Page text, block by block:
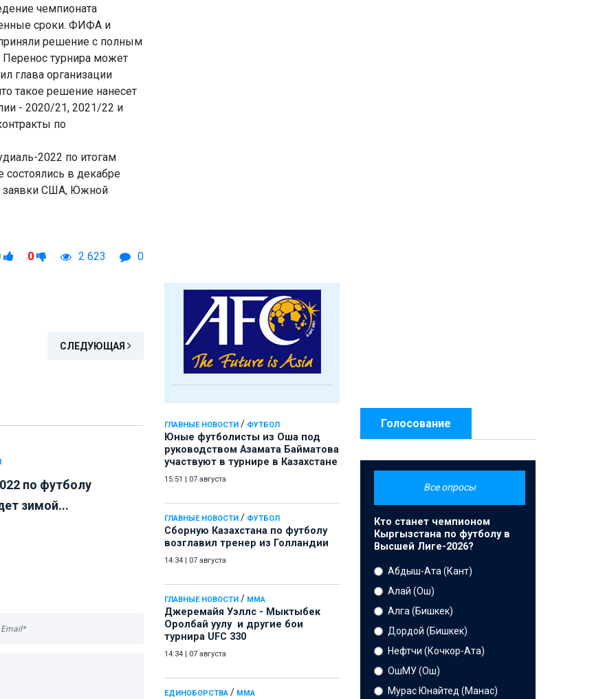
ГЛАВНЫЕ НОВОСТИ / ФУТБОЛ
Юные футболисты из Оша под
руководством Азамата Байматова
участвуют в турнире в Казахстане
15:51 07 августа
ГЛАВНЫЕ НОВОСТИ / ФУТБОЛ
Сборную Казахстана по футболу
возглавил тренер из Голландии
14:34 07 августа
ГЛАВНЫЕ НОВОСТИ / ММА
Джеремайя Уэллс - Мыктыбек
Оролбай уулу и другие бои
турнира UFC 330
14:34 07 августа
ЕДИНОБОРСТВА / ММА
чемпионата
сроки. ФИФА и
решение с полным
Перенос турнира может
глава организации
такое решение нанесет
- 2020/21, 2021/22 и
по
2022 по итогам
в декабре
заявки США, Южной
0 2 623 0
СЛЕДУЮЩАЯ
по футболу
зимой...
Голосование
Все опросы
Кто станет чемпионом
Кыргызстана по футболу в
Высшей Лиге-2026?
Абдыш-Ата (Кант)
Алай (Ош)
Алга (Бишкек)
Дордой (Бишкек)
Нефтчи (Кочкор-Ата)
ОшМУ (Ош)
Мурас Юнайтед (Манас)